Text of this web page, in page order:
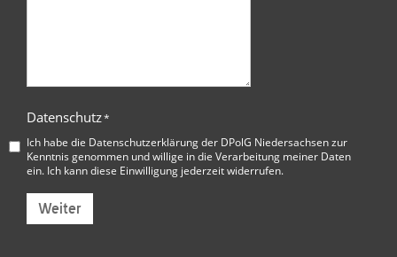
Datenschutz*
Ich habe die Datenschutzerklärung der DPolG Niedersachsenzur
Kenntnis genommen und willige in die Verarbeitung meiner Daten
ein. Ich kann diese Einwilligung jederzeit widerrufen.
Weiter